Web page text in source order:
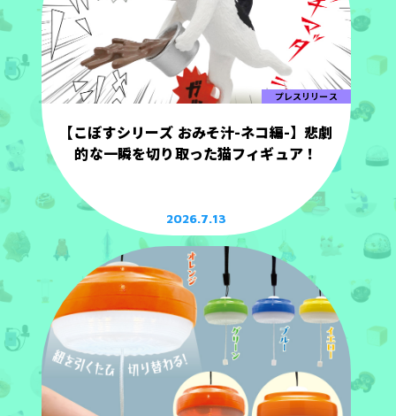
プレスリリース
【こぼすシリーズ おみそ汁-ネコ編-】悲劇
的な一瞬を切り取った猫フィギュア！
2026.7.13